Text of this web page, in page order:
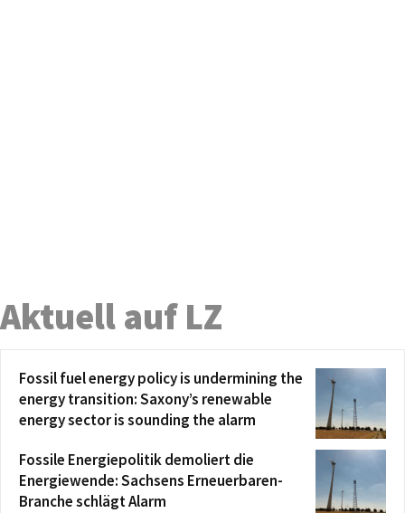
Aktuell auf LZ
Fossil fuel energy policy is undermining the
energy transition: Saxony’s renewable
energy sector is sounding the alarm
Fossile Energiepolitik demoliert die
Energiewende: Sachsens Erneuerbaren-
Branche schlägt Alarm